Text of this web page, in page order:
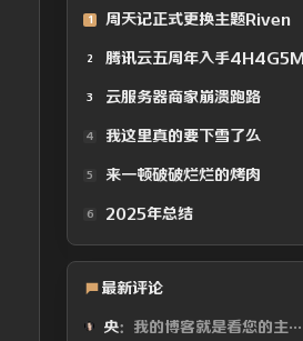
1 周天记正式更换主题Riven
2 腾讯云五周年入手4H4G5M
3 云服务器商家崩溃跑路
4 我这里真的要下雪了么
5 来一顿破破烂烂的烤肉
6 2025年总结
最新评论
央：我的博客就是看您的主题魔改的。现在好多人用你这个AI做的，就否定别人...